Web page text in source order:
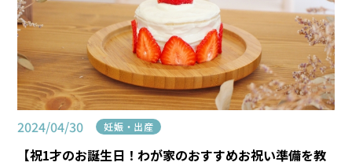
2024/04/30 妊娠・出産
【祝1才のお誕生日！わが家のおすすめお祝い準備を教